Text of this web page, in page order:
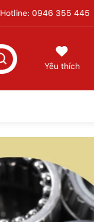
Hotline: 0946 355 445
Yêu thích